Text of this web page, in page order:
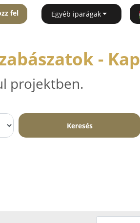
fel Egyéb iparágak
-
projektben.
Keresés